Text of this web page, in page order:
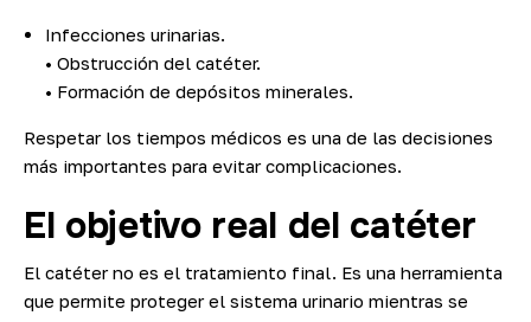
Infecciones urinarias.
• Obstrucción del catéter.
• Formación de depósitos minerales.
Respetar los tiempos médicos es una de las decisiones
más importantes para evitar complicaciones.
El objetivo real del catéter
El catéter no es el tratamiento final. Es una herramienta
que permite proteger el sistema urinario mientras se